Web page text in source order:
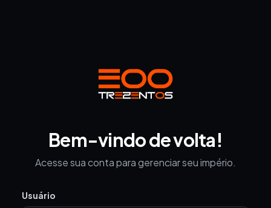
Bem-vindo de volta!
Acesse sua conta para gerenciar seu império.
Usuário